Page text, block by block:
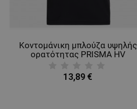
Κοντομάνικη μπλούζα υψηλής
ορατότητας PRISMA HV
13,89 €